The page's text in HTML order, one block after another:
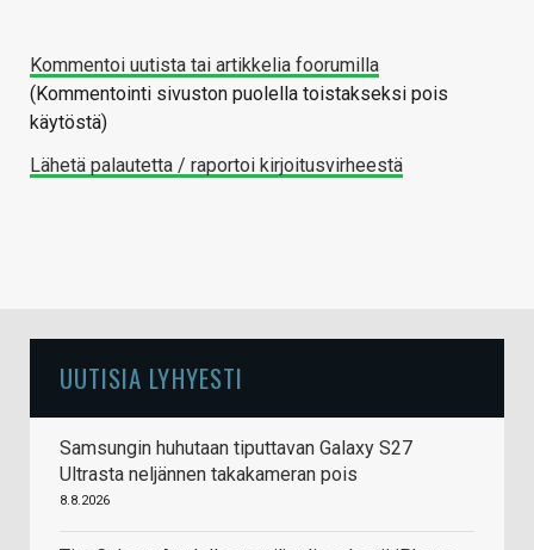
Kommentoi uutista tai artikkelia foorumilla
(Kommentointi sivuston puolella toistakseksi pois
käytöstä)
Lähetä palautetta / raportoi kirjoitusvirheestä
UUTISIA LYHYESTI
Samsungin huhutaan tiputtavan Galaxy S27
Ultrasta neljännen takakameran pois
8.8.2026